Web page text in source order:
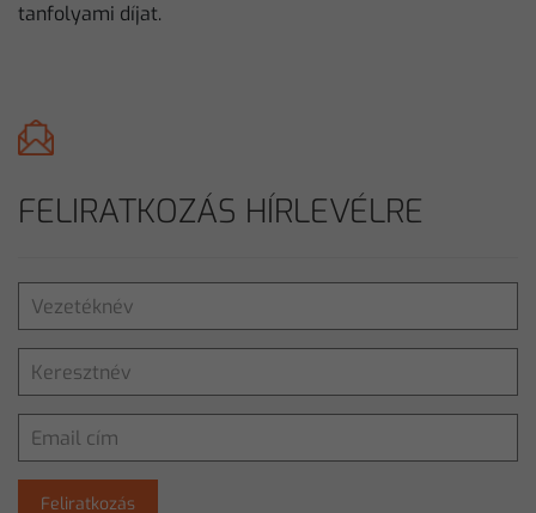
tanfolyami díjat.
FELIRATKOZÁS HÍRLEVÉLRE
Feliratkozás